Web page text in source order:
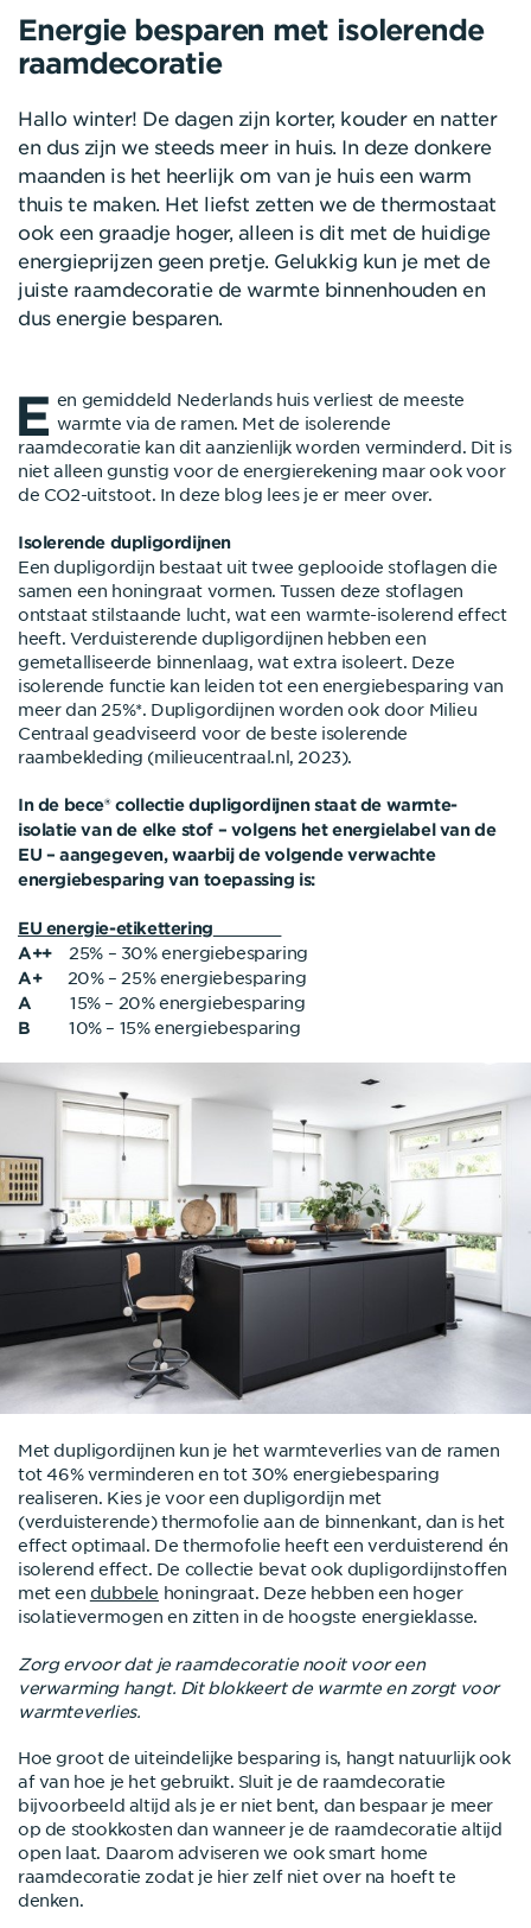
Energie besparen met isolerende
raamdecoratie
Hallo winter! De dagen zijn korter, kouder en natter
en dus zijn we steeds meer in huis. In deze donkere
maanden is het heerlijk om van je huis een warm
thuis te maken. Het liefst zetten we de thermostaat
ook een graadje hoger, alleen is dit met de huidige
energieprijzen geen pretje. Gelukkig kun je met de
juiste raamdecoratie de warmte binnenhouden en
dus energie besparen.
E en gemiddeld Nederlands huis verliest de meeste
warmte via de ramen. Met de isolerende
raamdecoratie kan dit aanzienlijk worden verminderd. Dit is
niet alleen gunstig voor de energierekening maar ook voor
de CO2-uitstoot. In deze blog lees je er meer over.
Isolerende dupligordijnen
Een dupligordijn bestaat uit twee geplooide stoflagen die
samen een honingraat vormen. Tussen deze stoflagen
ontstaat stilstaande lucht, wat een warmte-isolerend effect
heeft. Verduisterende dupligordijnen hebben een
gemetalliseerde binnenlaag, wat extra isoleert. Deze
isolerende functie kan leiden tot een energiebesparing van
meer dan 25%*. Dupligordijnen worden ook door Milieu
Centraal geadviseerd voor de beste isolerende
raambekleding (milieucentraal.nl, 2023).
In de bece® collectie dupligordijnen staat de warmte-
isolatie van de elke stof – volgens het energielabel van de
EU – aangegeven, waarbij de volgende verwachte
energiebesparing van toepassing is:
EU energie-etikettering
A++ 25% – 30% energiebesparing
A+20% – 25% energiebesparing
A 15% – 20% energiebesparing
B 10% – 15% energiebesparing
Met dupligordijnen kun je het warmteverlies van de ramen
tot 46% verminderen en tot 30% energiebesparing
realiseren. Kies je voor een dupligordijn met
(verduisterende) thermofolie aan de binnenkant, dan is het
effect optimaal. De thermofolie heeft een verduisterend én
isolerend effect. De collectie bevat ook dupligordijnstoffen
met een dubbele honingraat. Deze hebben een hoger
isolatievermogen en zitten in de hoogste energieklasse.
Zorg ervoor dat je raamdecoratie nooit voor een
verwarming hangt. Dit blokkeert de warmte en zorgt voor
warmteverlies.
Hoe groot de uiteindelijke besparing is, hangt natuurlijk ook
af van hoe je het gebruikt. Sluit je de raamdecoratie
bijvoorbeeld altijd als je er niet bent, dan bespaar je meer
op de stookkosten dan wanneer je de raamdecoratie altijd
open laat. Daarom adviseren we ook smart home
raamdecoratie zodat je hier zelf niet over na hoeft te
denken.